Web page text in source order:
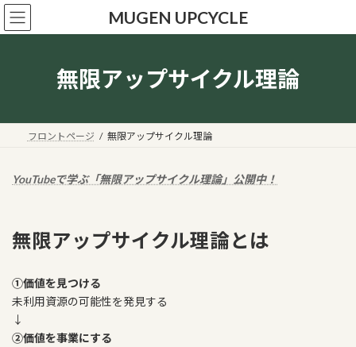
コ
ン
ナ
ビ
MUGEN UPCYCLE
無限アップサイクル理論
フロントページ 無限アップサイクル理論
YouTubeで学ぶ「無限アップサイクル理論」公開中！
無限アップサイクル理論とは
①価値を見つける
未利用資源の可能性を発見する
↓
②価値を事業にする